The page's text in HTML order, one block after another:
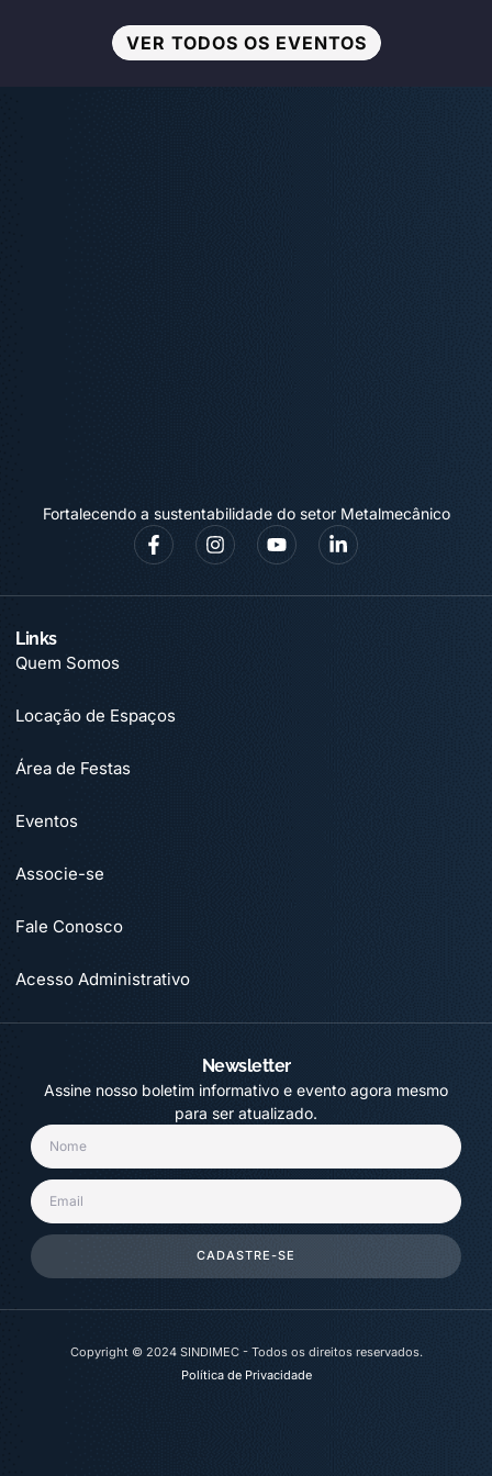
VER TODOS OS EVENTOS
Fortalecendo a sustentabilidade do setor Metalmecânico
Links
Quem Somos
Locação de Espaços
Área de Festas
Eventos
Associe-se
Fale Conosco
Acesso Administrativo
Newsletter
Assine nosso boletim informativo e evento agora mesmo
para ser atualizado.
CADASTRE-SE
Copyright © 2024 SINDIMEC - Todos os direitos reservados.
Política de Privacidade